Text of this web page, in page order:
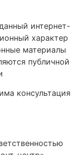
интернет-
характер
материалы
публичной
консультация